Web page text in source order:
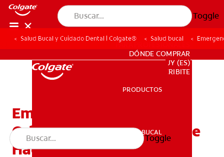
Toggle
SALUD BUCAL
PARA PROFESIONALES
DÓNDE COMPRAR
UY (ES)
SUSCRIBITE
PRODUCTOS
SALUD BUCAL
Toggle
Salud Bucal y Cuidado Dental | Colgate® Salud bucal
Emergencias
Odontológicas. ¿Que Debe
Hacer En Estos Casos?